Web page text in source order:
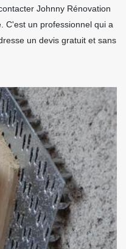
Johnny Rénovation
C'est un professionnel qui a
un devis gratuit et sans